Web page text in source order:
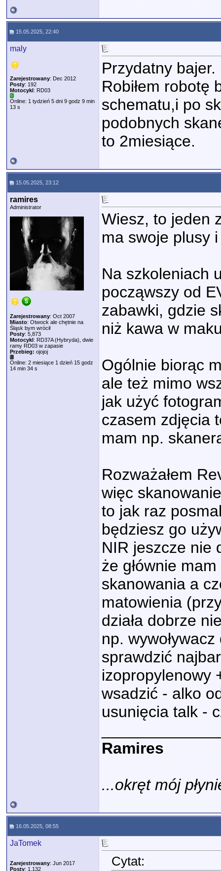
15.05.2025, 22:40
maly
Zarejestrowany: Dec 2012
Posty: 192
Motocykl: RD03
Online: 1 tydzień 5 dni 9 godz 9 min
13 s
Przydatny bajer.
Robiłem robotę
schematu,i po
podobnych
to 2miesiące.
15.05.2025, 23:12
ramires
Administrator
Zarejestrowany: Oct 2007
Miasto: Otwock ale chętnie na
Śląsk bym wrócił
Posty: 5,873
Motocykl: RD37A (Hybryda), dwie
ramy RD03 w zapasie
Przebieg: ojojoj
Online: 2 miesiące 1 dzień 15 godz
14 min 34 s
Wiesz, to jeden
ma swoje plusy
Na szkoleniach
począwszy od
zabawki, gdzie
niż kawa w
Ogólnie biorąc
ale też mimo
jak użyć
czasem zdjęcia
mam np.
Rozważałem
więc
to jak raz
będziesz go
NIR jeszcze nie
że głównie
skanowania a
matowienia
działa dobrze
np.
sprawdzić
izopropylenowy
wsadzić - alko
usunięcia talk -
Ramires
...okręt mój
16.05.2025, 08:55
JaTomek
Zarejestrowany: Jun 2017
Posty: 1,132
Cytat: